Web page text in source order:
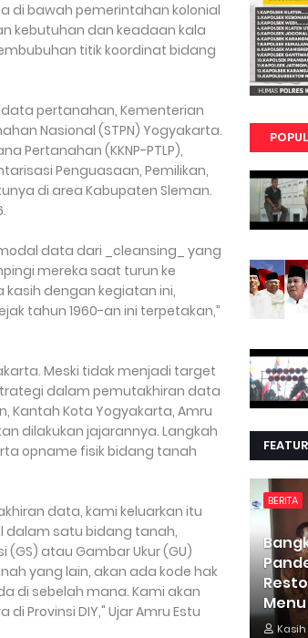
di bawah pemerintahan kolonial
kebutuhan dan keadaan kala
titik koordinat bidang
pertanahan, Kementerian
Nasional (STPN) Yogyakarta.
Pertanahan (KKNP-PTLP),
Penguasaan, Pemilikan,
di area Kabupaten Sleman.
data dari _cleansing_ yang
mereka saat turun ke
dengan kegiatan ini,
tahun 1960-an ini terpetakan,”
Meski tidak menjadi target
dalam pemutakhiran data
Kantah Kota Yogyakarta, Amru
dilakukan jajarannya. Langkah
opname fisik bidang tanah
data, kami keluarkan itu
dalam satu bidang tanah,
atau Gambar Ukur (GU)
yang lain, akan ada kode hak
di sebelah mana. Kami akan
Provinsi DIY," Ujar Amru Estu
BERITA